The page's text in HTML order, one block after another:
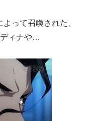
って召喚された、
ディナや…